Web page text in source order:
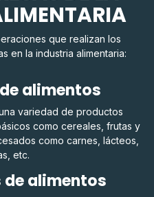
que realizan los
en la industria alimentaria:
alimentos
variedad de productos
como cereales, frutas y
​​como carnes, lácteos,
etc.
de alimentos